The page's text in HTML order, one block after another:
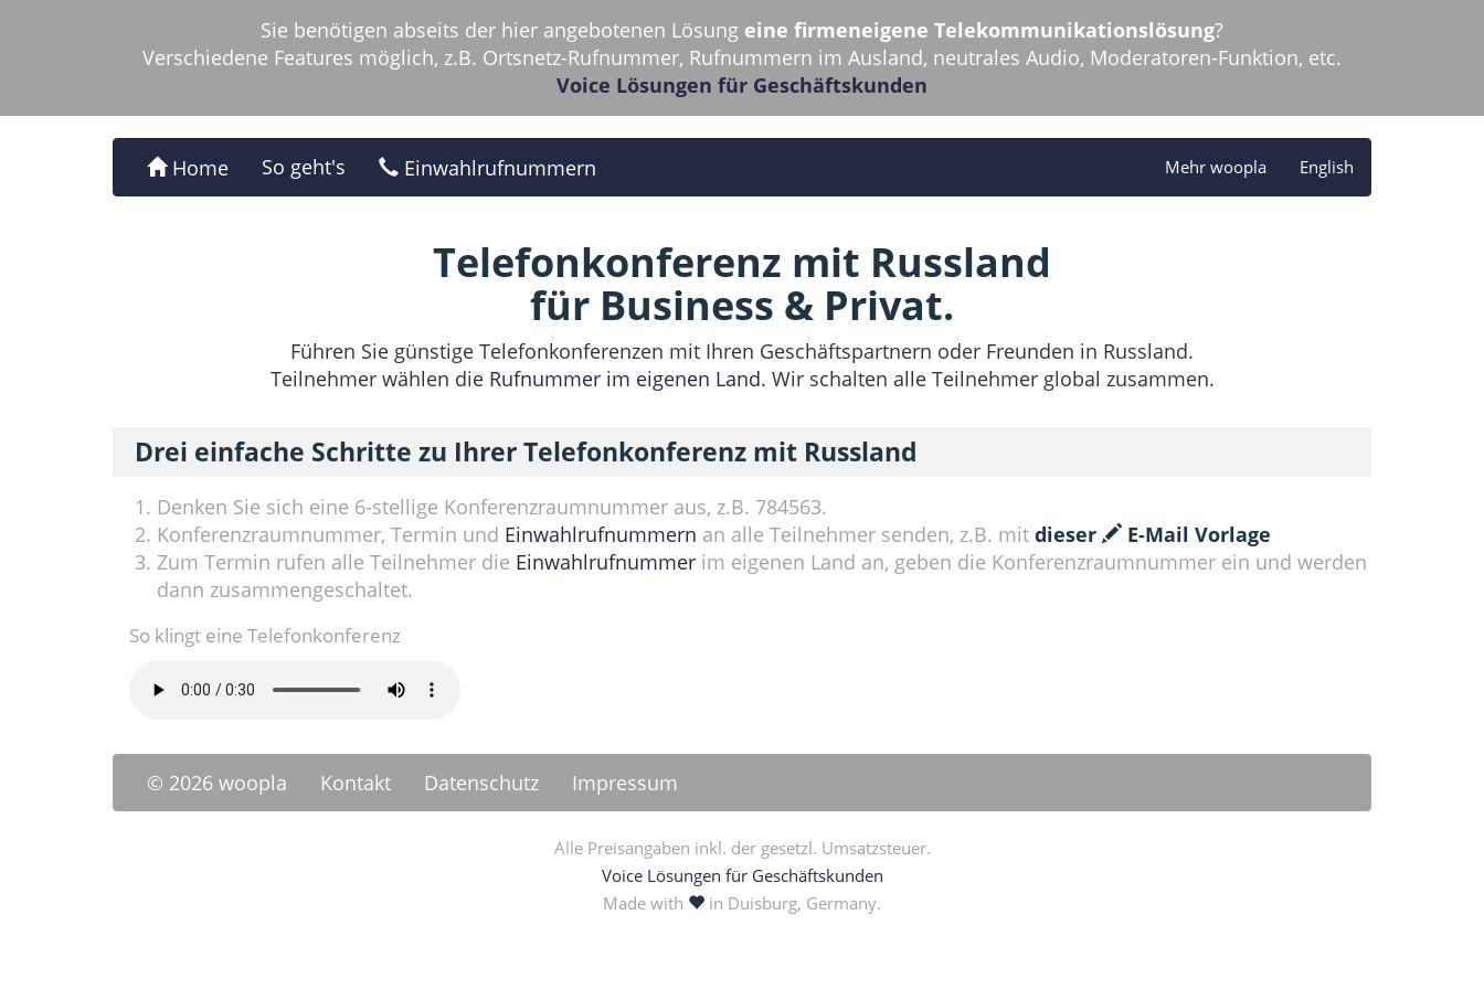
Sie benötigen abseits der hier angebotenen Lösung eine firmeneigene Telekommunikationslösung?
Verschiedene Features möglich, z.B. Ortsnetz-Rufnummer, Rufnummern im Ausland, neutrales Audio, Moderatoren-Funktion, etc.
Voice Lösungen für Geschäftskunden
Home So geht's Einwahlrufnummern Mehr woopla English
Telefonkonferenz mit Russland
für Business & Privat.
Führen Sie günstige Telefonkonferenzen mit Ihren Geschäftspartnern oder Freunden in Russland.
Teilnehmer wählen die Rufnummer im eigenen Land. Wir schalten alle Teilnehmer global zusammen.
Drei einfache Schritte zu Ihrer Telefonkonferenz mit Russland
Denken Sie sich eine 6-stellige Konferenzraumnummer aus, z.B. 784563.
Konferenzraumnummer, Termin und Einwahlrufnummern an alle Teilnehmer senden, z.B. mit dieser
E-Mail Vorlage
Zum Termin rufen alle Teilnehmer die Einwahlrufnummer im eigenen Land an, geben die Konferenzraumnummer ein und werden
dann zusammengeschaltet.
So klingt eine Telefonkonferenz
© 2026 woopla Kontakt Datenschutz Impressum
Alle Preisangaben inkl. der gesetzl. Umsatzsteuer.
Voice Lösungen für Geschäftskunden
Made with
love
in Duisburg, Germany.